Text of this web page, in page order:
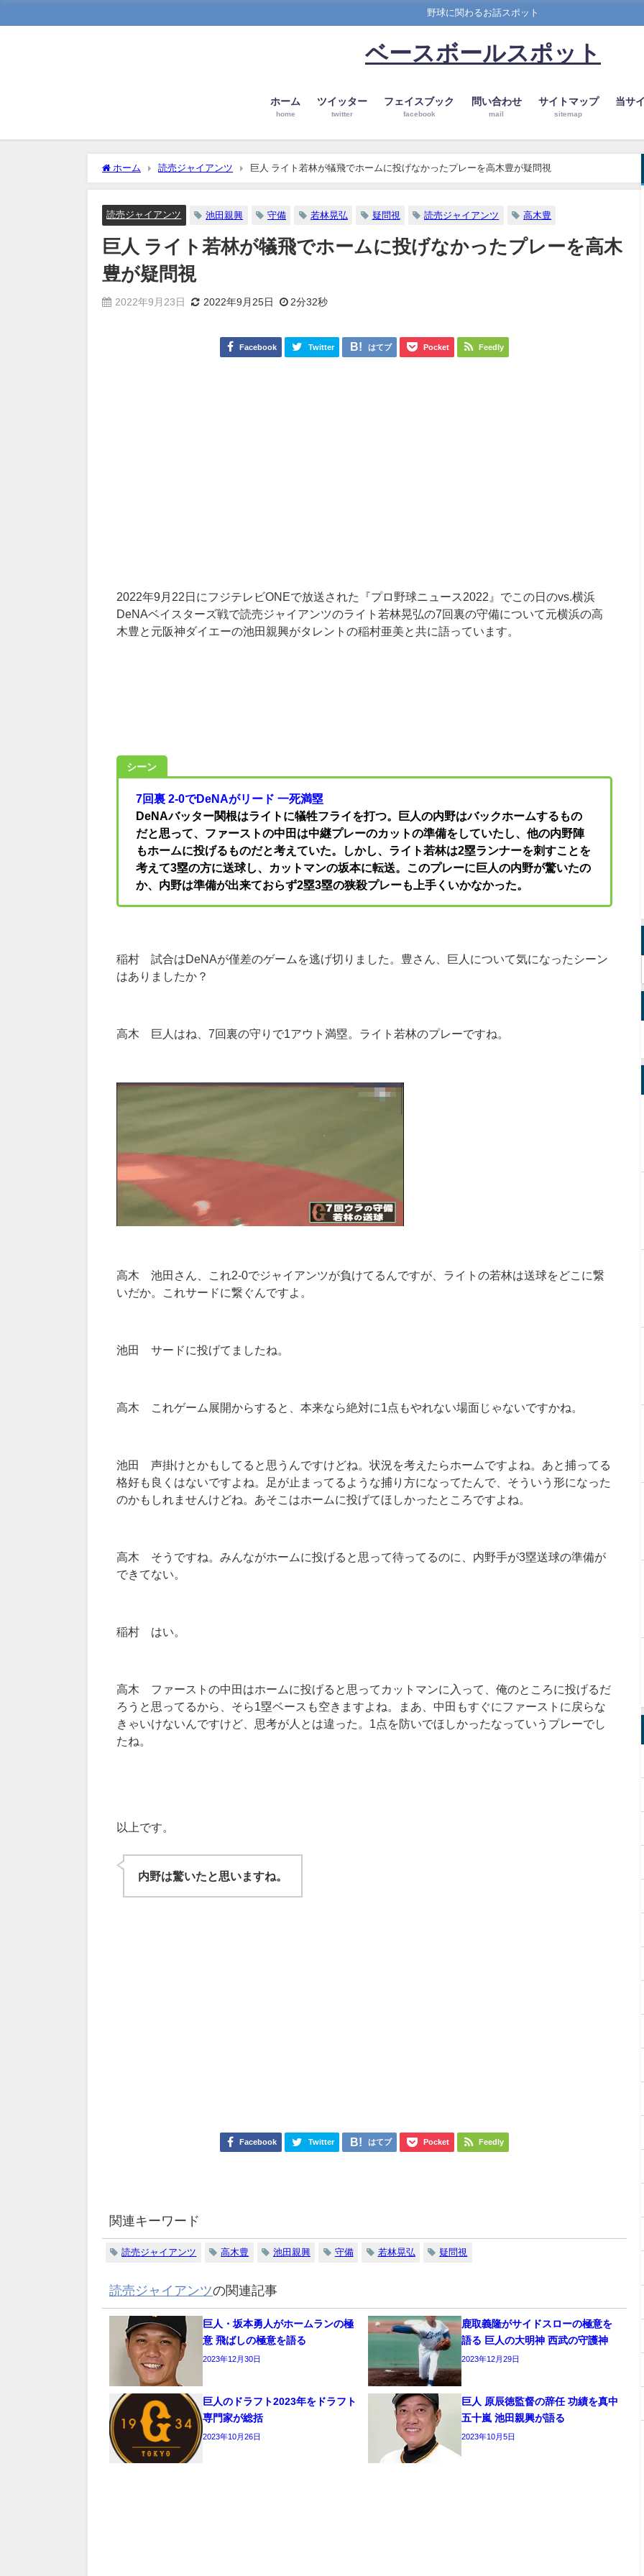
野球に関わるお話スポット
ベースボールスポット
ホーム
home
ツイッター
twitter
フェイスブック
facebook
問い合わせ
mail
サイトマップ
sitemap
当サ
ホーム 読売ジャイアンツ 巨人 ライト若林が犠飛でホームに投げなかったプレーを高木豊が疑問視
読売ジャイアンツ 池田親興 守備 若林晃弘 疑問視 読売ジャイアンツ 高木豊
巨人 ライト若林が犠飛でホームに投げなかったプレーを高木
豊が疑問視
2022年9月23日 2022年9月25日 2分32秒
Facebook Twitter はてブ Pocket Feedly
2022年9月22日にフジテレビONEで放送された『プロ野球ニュース2022』でこの日のvs.横浜
DeNAベイスターズ戦で読売ジャイアンツのライト若林晃弘の7回裏の守備について元横浜の高
木豊と元阪神ダイエーの池田親興がタレントの稲村亜美と共に語っています。
シーン
7回裏 2-0でDeNAがリード 一死満塁
DeNAバッター関根はライトに犠牲フライを打つ。巨人の内野はバックホームするもの
だと思って、ファーストの中田は中継プレーのカットの準備をしていたし、他の内野陣
もホームに投げるものだと考えていた。しかし、ライト若林は2塁ランナーを刺すことを
考えて3塁の方に送球し、カットマンの坂本に転送。このプレーに巨人の内野が驚いたの
か、内野は準備が出来ておらず2塁3塁の狭殺プレーも上手くいかなかった。
稲村 試合はDeNAが僅差のゲームを逃げ切りました。豊さん、巨人について気になったシーン
はありましたか？
高木 巨人はね、7回裏の守りで1アウト満塁。ライト若林のプレーですね。
高木 池田さん、これ2-0でジャイアンツが負けてるんですが、ライトの若林は送球をどこに繋
いだか。これサードに繋ぐんですよ。
池田 サードに投げてましたね。
高木 これゲーム展開からすると、本来なら絶対に1点もやれない場面じゃないですかね。
池田 声掛けとかもしてると思うんですけどね。状況を考えたらホームですよね。あと捕ってる
格好も良くはないですよね。足が止まってるような捕り方になってたんで、そういう形になった
のかもしれませんけどね。あそこはホームに投げてほしかったところですよね。
高木 そうですね。みんながホームに投げると思って待ってるのに、内野手が3塁送球の準備が
できてない。
稲村 はい。
高木 ファーストの中田はホームに投げると思ってカットマンに入って、俺のところに投げるだ
ろうと思ってるから、そら1塁ベースも空きますよね。まあ、中田もすぐにファーストに戻らな
きゃいけないんですけど、思考が人とは違った。1点を防いでほしかったなっていうプレーでし
たね。
以上です。
内野は驚いたと思いますね。
Facebook Twitter はてブ Pocket Feedly
関連キーワード
読売ジャイアンツ 高木豊 池田親興 守備 若林晃弘 疑問視
読売ジャイアンツの関連記事
巨人・坂本勇人がホームランの極
意 飛ばしの極意を語る
2023年12月30日
鹿取義隆がサイドスローの極意を
語る 巨人の大明神 西武の守護神
2023年12月29日
巨人のドラフト2023年をドラフト
専門家が総括
2023年10月26日
巨人 原辰徳監督の辞任 功績を真中
五十嵐 池田親興が語る
2023年10月5日